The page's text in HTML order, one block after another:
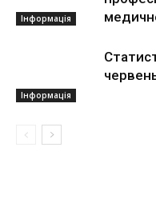
Інформація
Інформація